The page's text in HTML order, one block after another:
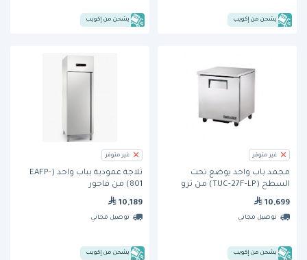
يشحن من إكويب يشحن من إكويب
غير متوفر
مجمد باب واحد يوضع تحت
السطح (TUC-27F-LP) من ترو
10,699
توصيل مجاني
يشحن من إكويب
غير متوفر
ثلاجة عمودية بباب واحد (EAFP-
801) من فاجور
10,189
توصيل مجاني
يشحن من إكويب